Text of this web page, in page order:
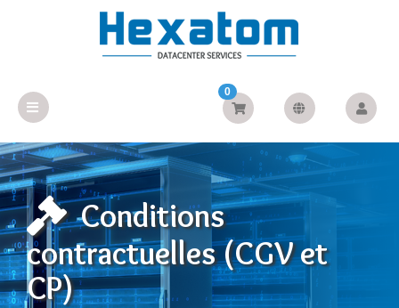
0
Conditions
contractuelles (CGV et
CP)